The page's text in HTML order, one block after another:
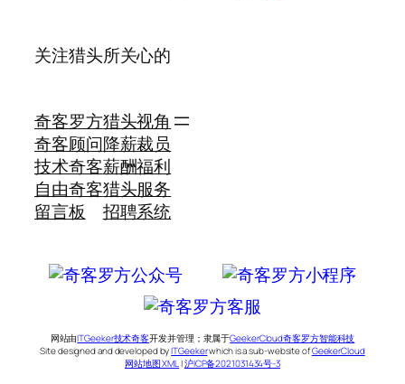
关注猎头所关心的
奇客罗方
奇客顾问
技术奇客
自由奇客
留言板
猎头视角
降薪裁员
薪酬福利
猎头服务
招聘系统
网站由ITGeeker技术奇客开发并管理；隶属于GeekerCloud奇客罗方智能科技
Site designed and developed byITGeekerwhich is a sub-website ofGeekerCloud
网站地图 XML |沪ICP备2021031434号-3